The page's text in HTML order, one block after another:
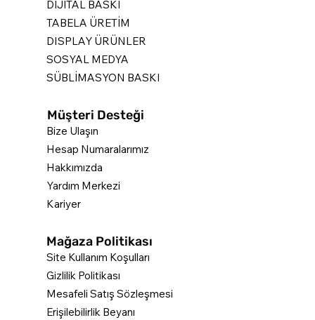
Mağaza Politikası
Site Kullanım Koşulları
Gizlilik Politikası
Mesafeli Satış Sözleşmesi
Erişilebilirlik Beyanı
Bize Ulaşın
Hesap Numaralarımız
Hakkımızda
Yardım Merkezi
Kariyer
Müşteri Desteği
DİJİTAL BASKI
TABELA ÜRETİM
DISPLAY ÜRÜNLER
SOSYAL MEDYA
SÜBLİMASYON BASKI